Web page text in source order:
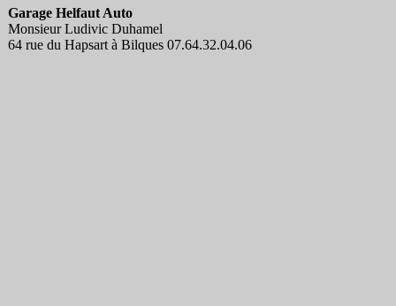
Garage Helfaut Auto
Monsieur Ludivic Duhamel
64 rue du Hapsart à Bilques 07.64.32.04.06